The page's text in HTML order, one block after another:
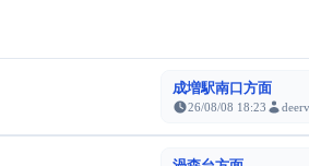
成増駅南口方面
26/08/08 18:23